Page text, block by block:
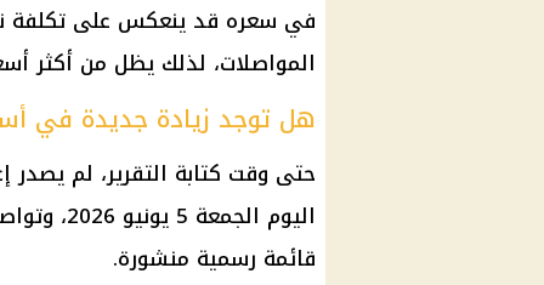
في سعره قد ينعكس على تكلفة
المواصلات، لذلك يظل من أكثر
هل توجد زيادة جديدة في
حتى وقت كتابة التقرير، لم
اليوم
الجمعة
قائمة رسمية منشورة.